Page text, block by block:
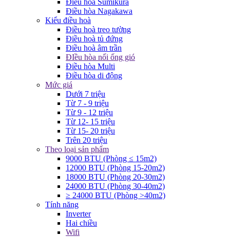
Điều hòa Nagakawa
Kiểu điều hoà
Điều hoà treo tường
Điều hoà tủ đứng
Điều hoà âm trần
ĐIều hòa nối ống gió
Điều hòa Multi
Điều hòa di động
Mức giá
Dưới 7 triệu
Từ 7 - 9 triệu
Từ 9 - 12 triệu
Từ 12- 15 triệu
Từ 15- 20 triệu
Trên 20 triệu
Theo loại sản phẩm
9000 BTU (Phòng ≤ 15m2)
12000 BTU (Phòng 15-20m2)
18000 BTU (Phòng 20-30m2)
24000 BTU (Phòng 30-40m2)
≥ 24000 BTU (Phòng >40m2)
Tính năng
Inverter
Hai chiều
Wifi